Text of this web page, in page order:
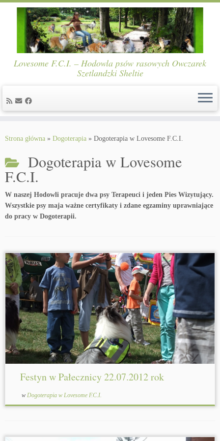
Lovesome F.C.I. – Hodowla psów rasowych Owczarek
Szetlandzki Sheltie
Strona główna » Dogoterapia » Dogoterapia w Lovesome F.C.I.
Dogoterapia w Lovesome
F.C.I.
W naszej Hodowli pracuje dwa psy Terapeuci i jeden Pies Wizytujący.
Wszystkie psy maja ważne certyfikaty i zdane egzaminy uprawniające
do pracy w Dogoterapii.
nasze psy pracujące w dogoterapii:
Festyn w Pałecznicy 22.07.2012 rok
w Dogoterapia w Lovesome F.C.I.